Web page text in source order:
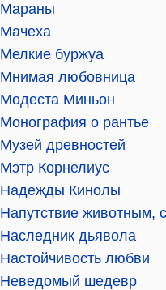
Мараны
Мачеха
Мелкие буржуа
Мнимая любовница
Модеста Миньон
Монография о рантье
Музей древностей
Мэтр Корнелиус
Надежды Кинолы
Напутствие животным,
Наследник дьявола
Настойчивость любви
Неведомый шедевр